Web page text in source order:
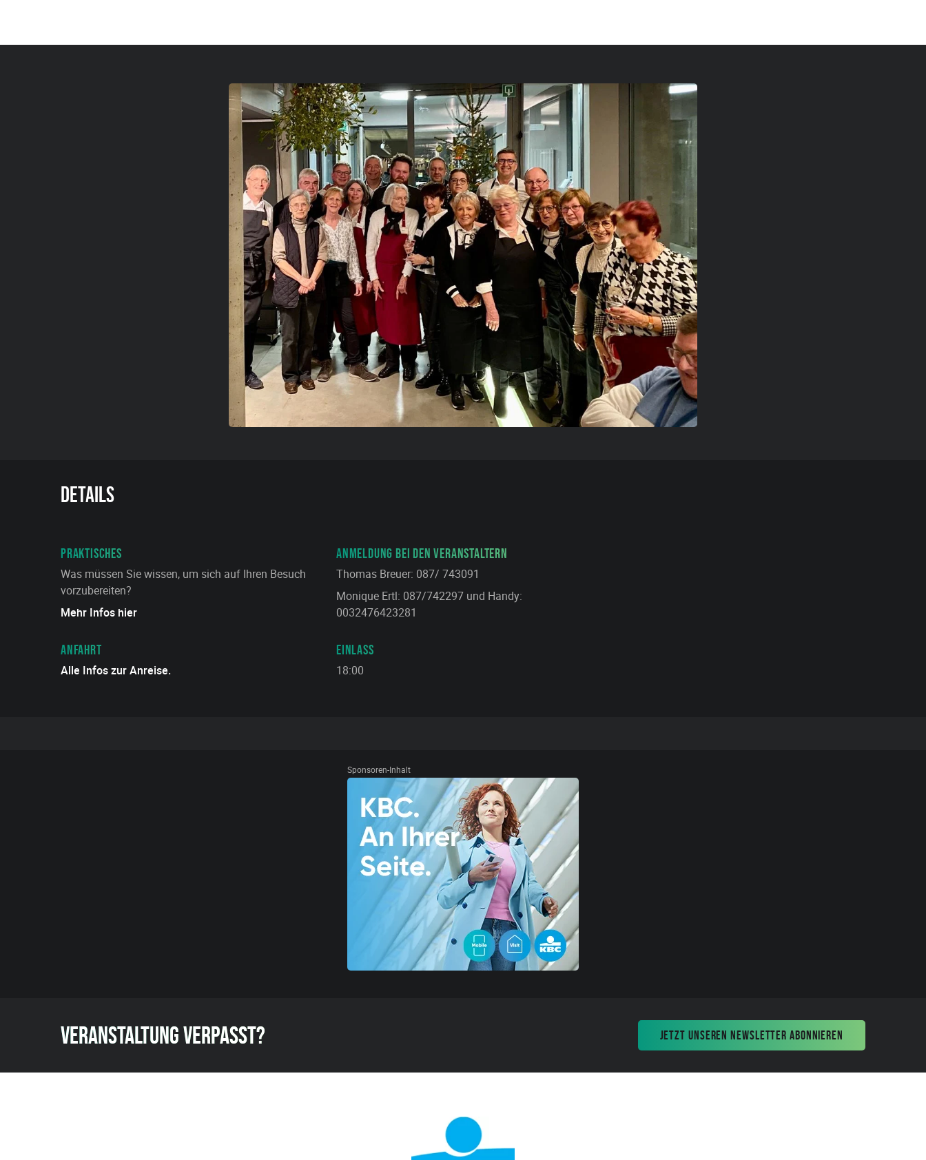
Details
PRAKTISCHES
Was müssen Sie wissen, um sich auf Ihren Besuch
vorzubereiten?
Mehr Infos hier
ANFAHRT
Alle Infos zur Anreise.
ANMELDUNG BEI DEN VERANSTALTERN
Thomas Breuer: 087/ 743091
Monique Ertl: 087/742297 und Handy:
0032476423281
EINLASS
18:00
Sponsoren-Inhalt
VERANSTALTUNG VERPASST? JETZT UNSEREN NEWSLETTER ABONNIEREN